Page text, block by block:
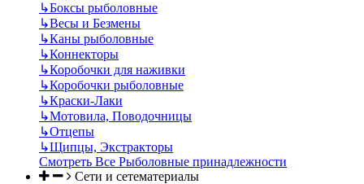
↳Боксы рыболовные
↳Весы и Безмены
↳Каны рыболовные
↳Коннекторы
↳Коробочки для наживки
↳Коробочки рыболовные
↳Краски-Лаки
↳Мотовила, Поводочницы
↳Отцепы
↳Щипцы, Экстракторы
Смотреть Все Рыболовные принадлежности
Сети и сетематериалы